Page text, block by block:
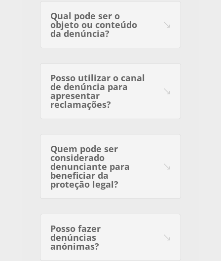
Qual pode ser o
objeto ou conteúdo
da denúncia?
Posso utilizar o canal
de denúncia para
apresentar
reclamações?
Quem pode ser
considerado
denunciante para
beneficiar da
proteção legal?
Posso fazer
denúncias
anónimas?